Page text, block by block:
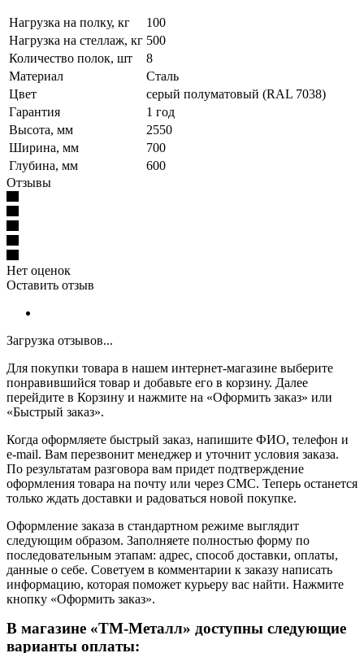
Нагрузка на полку, кг
100
Нагрузка на стеллаж, кг 500
Количество полок, шт
8
Материал
Сталь
Цвет
серый полуматовый (RAL 7038)
Гарантия
1 год
Высота, мм
2550
Ширина, мм
700
Глубина, мм
600
Отзывы
Нет оценок
Оставить отзыв
Загрузка отзывов...
Для покупки товара в нашем интернет-магазине выберите
понравившийся товар и добавьте его в корзину. Далее
перейдите в Корзину и нажмите на «Оформить заказ» или
«Быстрый заказ».
Когда оформляете быстрый заказ, напишите ФИО, телефон и
e-mail. Вам перезвонит менеджер и уточнит условия заказа.
По результатам разговора вам придет подтверждение
оформления товара на почту или через СМС. Теперь останется
только ждать доставки и радоваться новой покупке.
Оформление заказа в стандартном режиме выглядит
следующим образом. Заполняете полностью форму по
последовательным этапам: адрес, способ доставки, оплаты,
данные о себе. Советуем в комментарии к заказу написать
информацию, которая поможет курьеру вас найти. Нажмите
кнопку «Оформить заказ».
В магазине «ТМ-Металл» доступны следующие
варианты оплаты: